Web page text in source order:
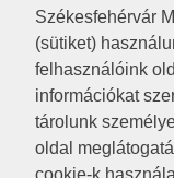
Székesfehérvár
(sütiket)
felhasználóink
információkat
tárolunk
oldal
RSS
A HONLAP
JOGI NYILATKOZAT
IMPRESSZUM